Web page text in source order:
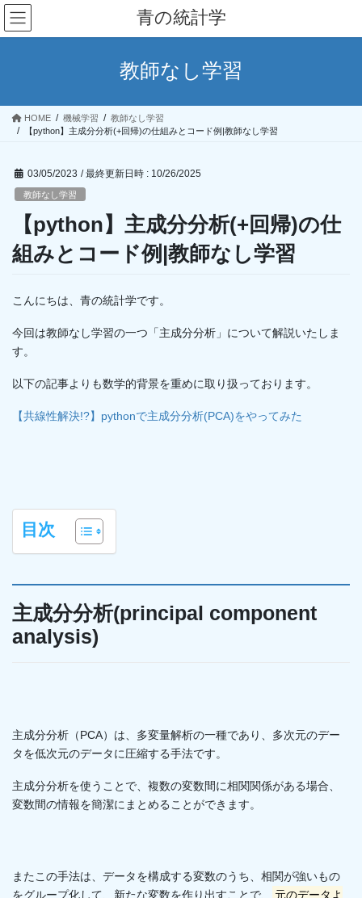
コ
ン
テ
ス
ナ
ビ
ゲ
ン
青の統計学
教師なし学習
HOME 機械学習
教師なし学習
【python】主成分分析(+回帰)の仕組みとコード例|教師なし学習
03/05/2023 / 最終更新日時 : 10/26/2025
教師なし学習
【python】主成分分析(+回帰)の仕
組みとコード例|教師なし学習
こんにちは、青の統計学です。
今回は教師なし学習の一つ「主成分分析」について解説いたしま
す。
以下の記事よりも数学的背景を重めに取り扱っております。
【共線性解決!?】pythonで主成分分析(PCA)をやってみた
目次
主成分分析(principal component
analysis)
主成分分析（PCA）は、多変量解析の一種であり、多次元のデー
タを低次元のデータに圧縮する手法です。
主成分分析を使うことで、複数の変数間に相関関係がある場合、
変数間の情報を簡潔にまとめることができます。
またこの手法は、データを構成する変数のうち、相関が強いもの
をグループ化して、新たな変数を作り出すことで、
元のデータよ